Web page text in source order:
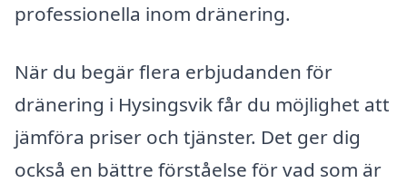
professionella inom dränering.
När du begär flera erbjudanden för
dränering i Hysingsvik får du möjlighet att
jämföra priser och tjänster. Det ger dig
också en bättre förståelse för vad som är